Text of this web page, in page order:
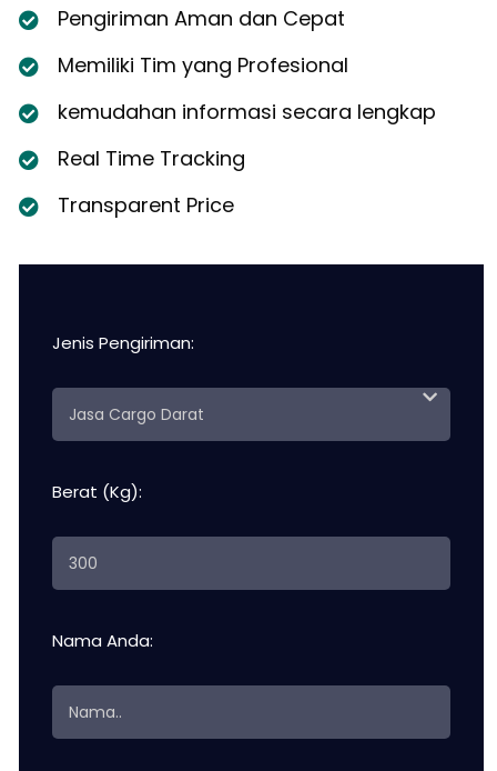
Pengiriman Aman dan Cepat
Memiliki Tim yang Profesional
kemudahan informasi secara lengkap
Real Time Tracking
Transparent Price
Jenis Pengiriman:
Berat (Kg):
Nama Anda: